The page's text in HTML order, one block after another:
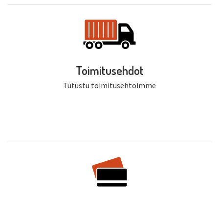
Toimitusehdot
Tutustu toimitusehtoimme